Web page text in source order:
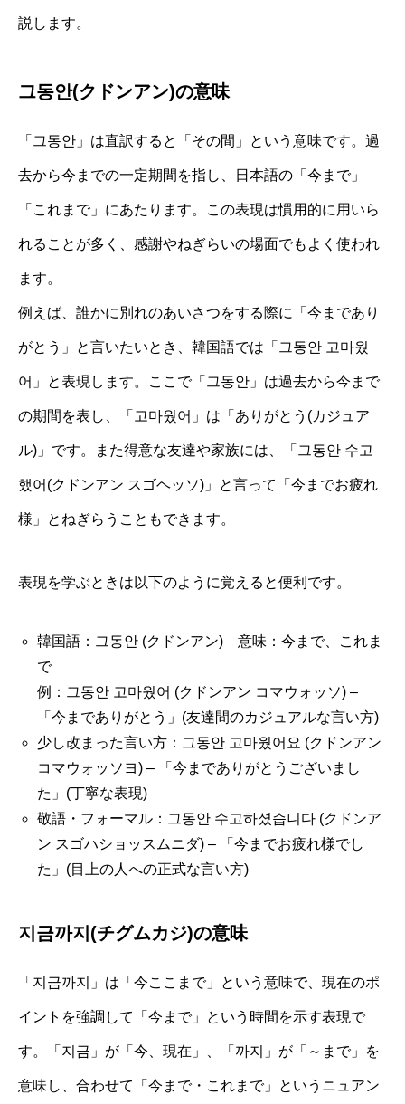
説します。
그동안(クドンアン)の意味
「그동안」は直訳すると「その間」という意味です。過
去から今までの一定期間を指し、日本語の「今まで」
「これまで」にあたります。この表現は慣用的に用いら
れることが多く、感謝やねぎらいの場面でもよく使われ
ます。
例えば、誰かに別れのあいさつをする際に「今まであり
がとう」と言いたいとき、韓国語では「그동안 고마웠
어」と表現します。ここで「그동안」は過去から今まで
の期間を表し、「고마웠어」は「ありがとう(カジュア
ル)」です。また得意な友達や家族には、「그동안 수고
했어(クドンアン スゴヘッソ)」と言って「今までお疲れ
様」とねぎらうこともできます。
表現を学ぶときは以下のように覚えると便利です。
韓国語：그동안 (クドンアン) 意味：今まで、これま
で
例：그동안 고마웠어 (クドンアン コマウォッソ) –
「今までありがとう」(友達間のカジュアルな言い方)
少し改まった言い方：그동안 고마웠어요 (クドンアン
コマウォッソヨ) – 「今までありがとうございまし
た」(丁寧な表現)
敬語・フォーマル：그동안 수고하셨습니다 (クドンア
ン スゴハショッスムニダ) – 「今までお疲れ様でし
た」(目上の人への正式な言い方)
지금까지(チグムカジ)の意味
「지금까지」は「今ここまで」という意味で、現在のポ
イントを強調して「今まで」という時間を示す表現で
す。「지금」が「今、現在」、「까지」が「～まで」を
意味し、合わせて「今まで・これまで」というニュアン